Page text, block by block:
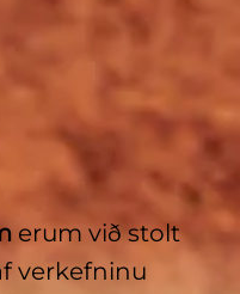
erum við stolt
verkefninu